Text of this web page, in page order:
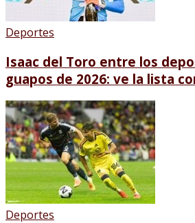
Deportes
Isaac del Toro entre los
guapos de 2026: ve la lista
Deportes